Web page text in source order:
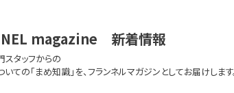
magazine 新着情報
スタッフからの
いての「まめ知識」を、フランネルマガジンとしてお届けします